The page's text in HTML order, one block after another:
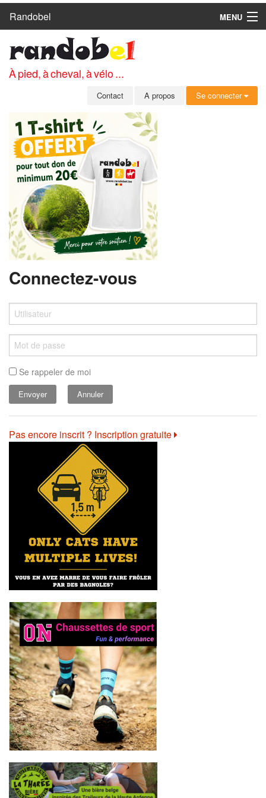
Randobel
MENU
CIRCUITS
CLUBS
MEMBRES
SE CONNECTER
INSCRIPTION GRATUITE
MOT DE PASSE OUBLIÉ
À pied, à cheval, à vélo ...
Contact A propos Se connecter
Connectez-vous
Se rappeler de moi
Annuler
Pas encore inscrit ? Inscription gratuite